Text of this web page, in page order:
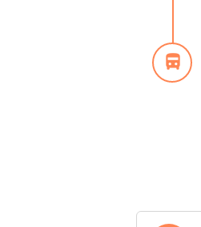
directions_bus_filled